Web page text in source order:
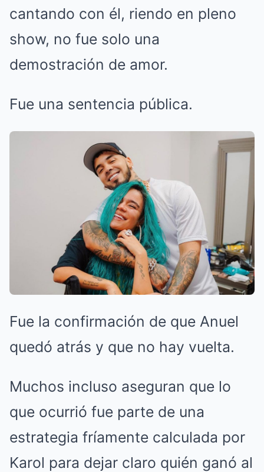
cantando con él, riendo en pleno
show, no fue solo una
demostración de amor.
Fue una sentencia pública.
Fue la confirmación de que Anuel
quedó atrás y que no hay vuelta.
Muchos incluso aseguran que lo
que ocurrió fue parte de una
estrategia fríamente calculada por
Karol para dejar claro quién ganó al